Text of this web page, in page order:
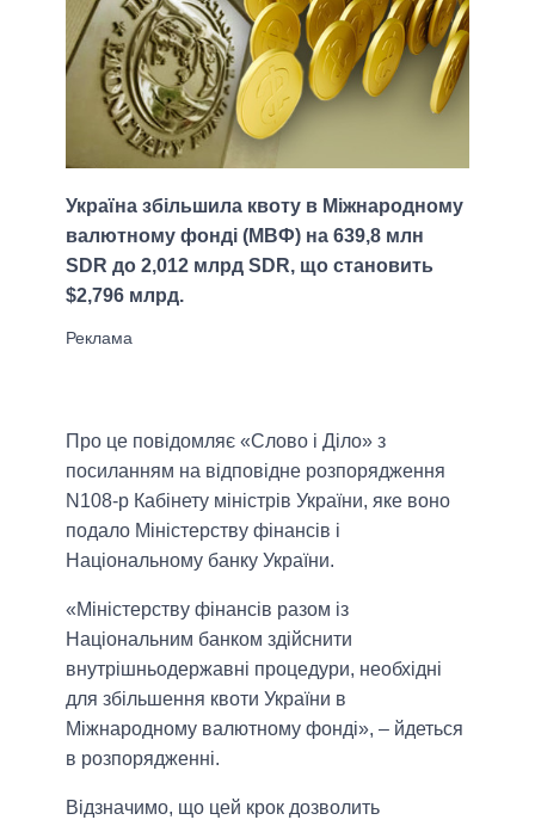
Україна збільшила квоту в Міжнародному
валютному фонді (МВФ) на 639,8 млн
SDR до 2,012 млрд SDR, що становить
$2,796 млрд.
Про це повідомляє «Слово і Діло» з
посиланням на відповідне розпорядження
N108-р Кабінету міністрів України, яке воно
подало Міністерству фінансів і
Національному банку України.
«Міністерству фінансів разом із
Національним банком здійснити
внутрішньодержавні процедури, необхідні
для збільшення квоти України в
Міжнародному валютному фонді», – йдеться
в розпорядженні.
Відзначимо, що цей крок дозволить